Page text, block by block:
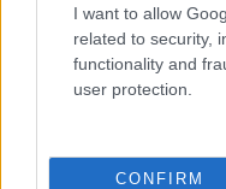
I want to allow
related to security,
functionality and
user protection.
CONFIRM